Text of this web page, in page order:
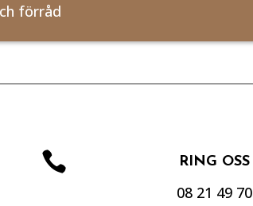
förråd
 RING OSS
08 21 49 70